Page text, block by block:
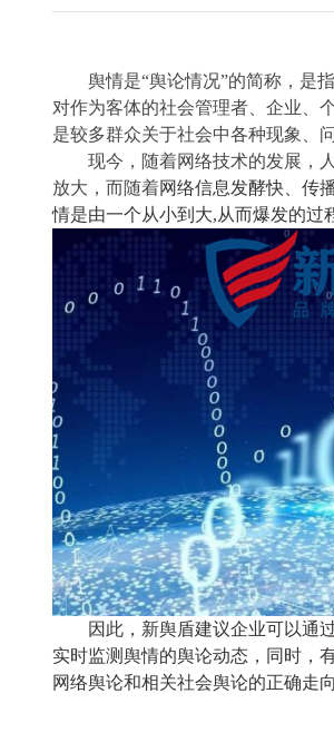
舆情是“舆论情况”的简称，是
对作为客体的社会管理者、企业、
是较多群众关于社会中各种现象、
现今，随着网络技术的发展，
放大，而随着网络信息发酵快、传
情是由一个从小到大,从而爆发的过
因此，新舆盾建议企业可以通
实时监测舆情的舆论动态，同时，
网络舆论和相关社会舆论的正确走向